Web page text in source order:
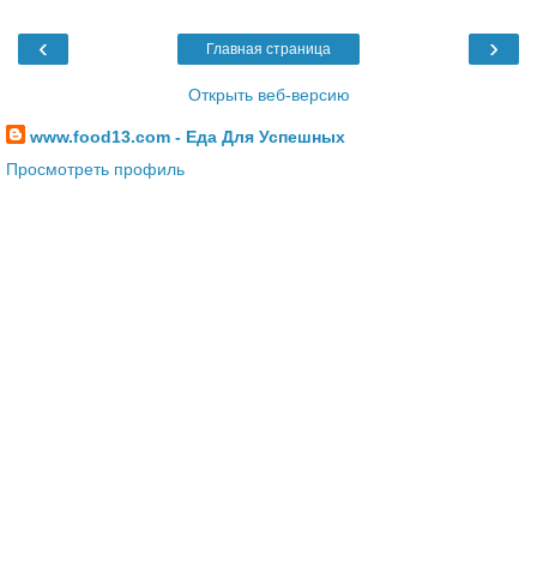
‹ ›
Главная страница
Открыть веб-версию
www.food13.com - Еда Для Успешных
Просмотреть профиль